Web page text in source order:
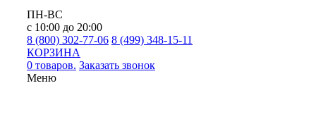
ПН-ВС
с 10:00 до 20:00
8 (800) 302-77-06 8 (499) 348-15-11
КОРЗИНА
0 товаров. Заказать звонок
Меню